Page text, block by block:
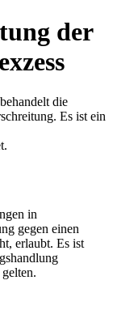
der
die
Es ist ein
in
gegen einen
erlaubt. Es ist